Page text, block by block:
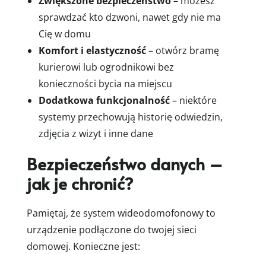
sprawdzać kto dzwoni, nawet gdy nie ma
Cię w domu
Komfort i elastyczność– otwórz bramę
kurierowi lub ogrodnikowi bez
konieczności bycia na miejscu
Dodatkowa funkcjonalność– niektóre
systemy przechowują historię odwiedzin,
zdjęcia z wizyt i inne dane
Bezpieczeństwo danych –
jak je chronić?
Pamiętaj, że system wideodomofonowy to
urządzenie podłączone do twojej sieci
domowej. Konieczne jest: